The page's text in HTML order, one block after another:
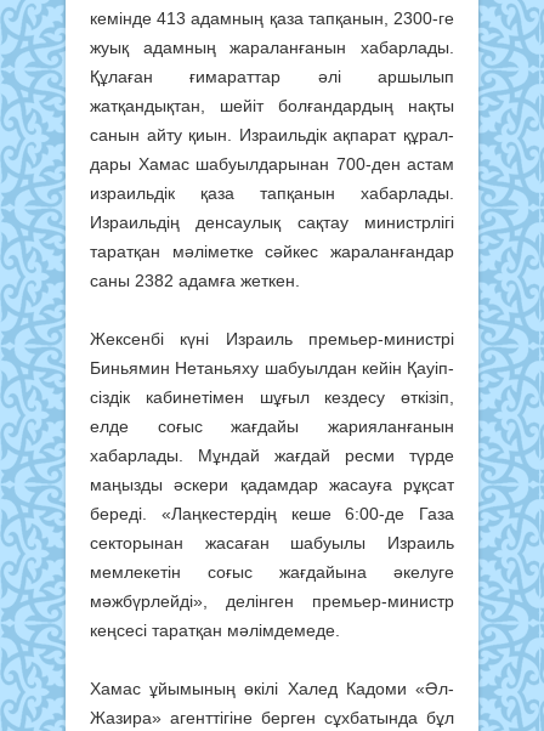
кемінде 413 адамның қаза тапқанын, 2300-ге
жуық адамның жараланғанын ха­бар­лады.
Құлаған ғимараттар әлі аршылып
жатқандықтан, шейіт болғандардың нақты
санын айту қиын. Израильдік ақпарат құрал­
дары Хамас шабуылдарынан 700-ден астам
израильдік қаза тап­қа­нын хабарлады.
Израильдің ден­саулық сақтау министрлігі
тарат­қан мәліметке сәйкес жаралан­ғандар
саны 2382 адамға жеткен.
Жексенбі күні Израиль пре­мьер-министрі
Биньямин Не­таньяху шабуылдан кейін Қауіп­
сіздік кабинетімен шұғыл кездесу өткізіп,
елде соғыс жағдайы жа­рияланғанын
хабарлады. Мұндай жағдай ресми түрде
маңызды әске­ри қадамдар жасауға рұқсат
береді. «Лаңкестердің кеше 6:00-де Газа
секторынан жасаған шабуылы Израиль
мемлекетін соғыс жағдайына әкелуге
мәжбүрлейді», делінген премьер-министр
кеңсесі таратқан мәлімдемеде.
Хамас ұйымының өкілі Халед Кадоми «Әл-
Жазира» агенттігіне берген сұхбатында бұл